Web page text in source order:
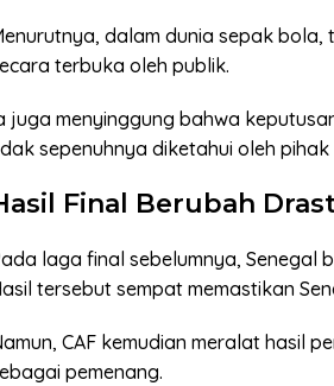
dalam dunia sepak
terbuka oleh publik.
juga menyinggung bahwa
sepenuhnya diketahui oleh pihak
Final Berubah
laga final sebelumnya, Senegal
tersebut sempat memastikan
CAF kemudian meralat hasil
pemenang.